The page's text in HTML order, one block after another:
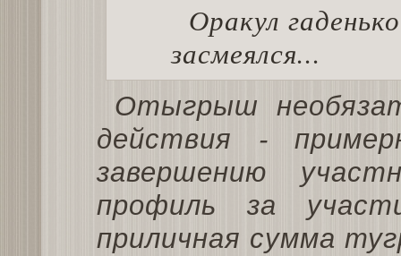
Оракул гаденько
засмеялся...
Отыгрыш
действия -
завершению
профиль за
приличная сумма